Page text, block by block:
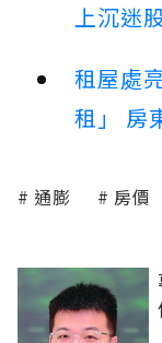
上沉迷
租屋處
租」 房
通膨 房價